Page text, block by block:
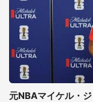
元NBAマイケル・